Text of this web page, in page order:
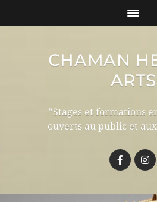
CHAMAN
ARTS
"Stages et formations
ouverts au public et